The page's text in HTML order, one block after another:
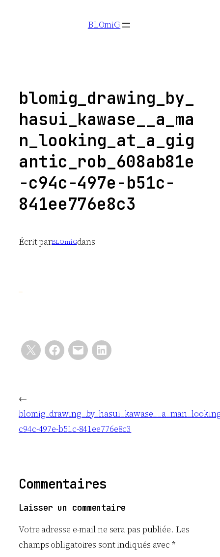
BLOmiG
blomig_drawing_by_
hasui_kawase__a_ma
n_looking_at_a_gig
antic_rob_608ab81e
-c94c-497e-b51c-
841ee776e8c3
Écrit parBLOmiGdans
←
c94c-497e-b51c-841ee776e8c3
Commentaires
Laisser un commentaire
Votre adresse e-mail ne sera pas publiée. Les
champs obligatoires sont indiqués avec*